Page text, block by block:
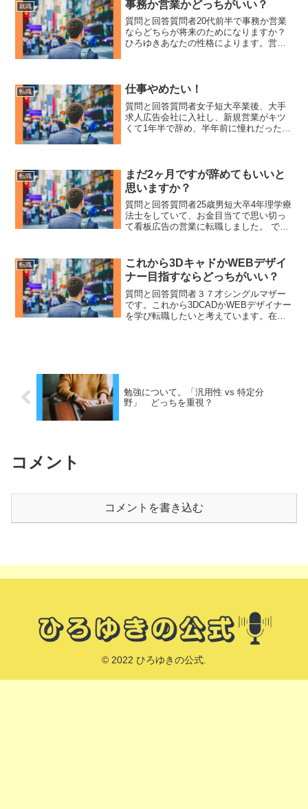
就職 事務か営業かどっちがいい？
質問と回答質問者20代前半で事務か営業
ならどちらが将来のためになりますか？
ひろゆきあなたの性格によります。営業
すけど、営業得意じゃな...
転職 仕事やめたい！
質問と回答質問者女子短大卒業後、大手
求人広告会社に入社し、新規営業がキツ
くて1年半で辞め、半年前に憧れだったメ
でます！既に辞めたいで...
転職
まだ2ヶ月ですが辞めてもいいと
思いますか？
質問と回答質問者25歳男短大卒4年理学療
法士をしていて、お金目当てで思い切っ
て看板広告の営業に転職しました。 です
ることと、仕事外では無気力、仕事中も
軽い鬱症状が出てい...
転職
これから3DキャドかWEBデザイ
ナー目指すならどっちがいい？
質問と回答質問者３７才シングルマザー
です。これから3DCADかWEBデザイナー
を学び転職したいと考えています。在宅
勉強について。「汎用性 vs 特定分
野」 どっちを重視？
コメント
コメントを書き込む
© 2022 ひろゆきの公式.